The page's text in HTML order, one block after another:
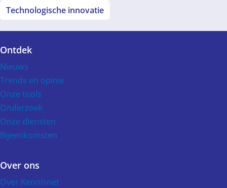
Technologische innovatie
Voet
Ontdek
Nieuws
Trends en opinie
Onze tools
Onderzoek
Onze diensten
Bijeenkomsten
Over ons
Over Kennisnet